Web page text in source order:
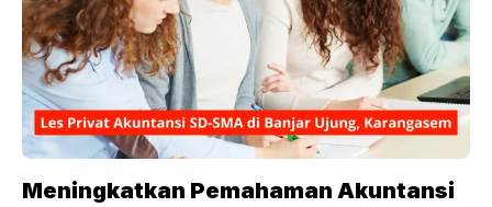
Meningkatkan Pemahaman Akuntansi